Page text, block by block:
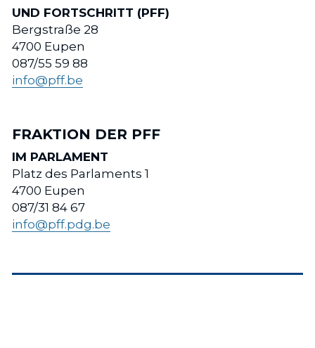
UND FORTSCHRITT (PFF)
Bergstraße 28
4700 Eupen
087/55 59 88
info@pff.be
FRAKTION DER PFF
IM PARLAMENT
Platz des Parlaments 1
4700 Eupen
087/31 84 67
info@pff.pdg.be